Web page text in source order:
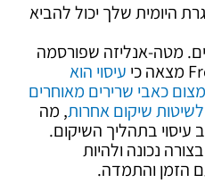
היומית שלך יכול להביא
מטה-אנליזה שפורסמה
עיסוי הוא
כאבי שרירים מאוחרים
, מה
בתהליך השיקום.
נכונה ולהיות
עם הזמן והתמדה.